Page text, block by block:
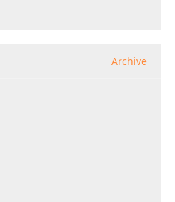
Archive